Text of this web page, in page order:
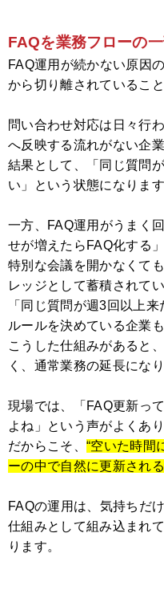
FAQを業務フローの
FAQ運用が続かない原因
から切り離されているこ
問い合わせ対応は日々行
へ反映する流れがない企
結果として、「同じ質問
い」という状態になります
一方、FAQ運用がうまく
せが増えたらFAQ化する
特別な会議を開かなくて
レッジとして蓄積されてい
「同じ質問が週3回以上
ルールを決めている企業も
こうした仕組みがあると
く、通常業務の延長になり
現場では、「FAQ更新っ
よね」という声がよくあり
だからこそ、 “空いた時間
ーの中で自然に更新され
FAQの運用は、気持ちだ
仕組みとして組み込まれ
ります。